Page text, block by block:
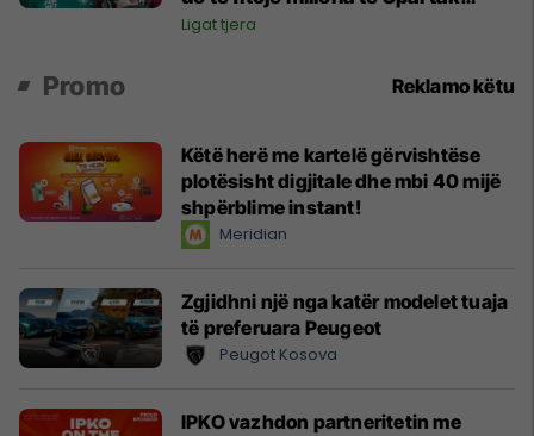
Moska
Ligat tjera
Promo Reklamo këtu
Këtë herë me kartelë gërvishtëse
plotësisht digjitale dhe mbi 40 mijë
shpërblime instant!
Meridian
Zgjidhni një nga katër modelet tuaja
të preferuara Peugeot
Peugot Kosova
IPKO vazhdon partneritetin me